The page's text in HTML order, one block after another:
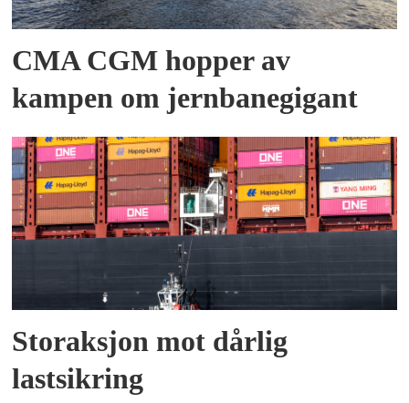
CMA CGM hopper av
kampen om jernbanegigant
Storaksjon mot dårlig
lastsikring